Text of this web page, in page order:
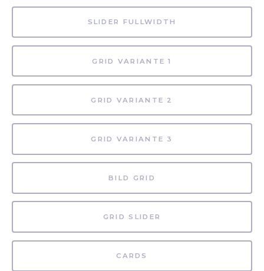
SLIDER FULLWIDTH
GRID VARIANTE 1
GRID VARIANTE 2
GRID VARIANTE 3
BILD GRID
GRID SLIDER
CARDS